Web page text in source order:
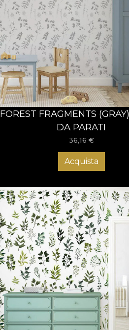
FOREST FRAGMENTS
DA PARATI
36,16 €
Acquista